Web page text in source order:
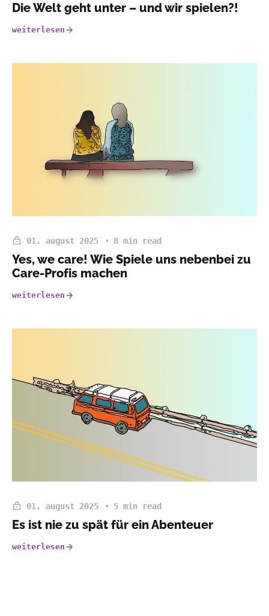
Die Welt geht unter – und wir spielen?!
weiterlesen
01. august 2025 8 min read
Yes, we care! Wie Spiele uns nebenbei zu
Care-Profis machen
weiterlesen
01. august 2025 5 min read
Es ist nie zu spät für ein Abenteuer
weiterlesen